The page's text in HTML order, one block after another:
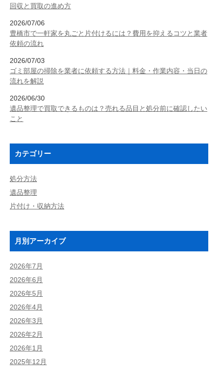
回収と買取の進め方
2026/07/06
豊橋市で一軒家を丸ごと片付けるには？費用を抑えるコツと業者
依頼の流れ
2026/07/03
ゴミ部屋の掃除を業者に依頼する方法｜料金・作業内容・当日の
流れを解説
2026/06/30
遺品整理で買取できるものは？売れる品目と処分前に確認したい
こと
カテゴリー
処分方法
遺品整理
片付け・収納方法
月別アーカイブ
2026年7月
2026年6月
2026年5月
2026年4月
2026年3月
2026年2月
2026年1月
2025年12月